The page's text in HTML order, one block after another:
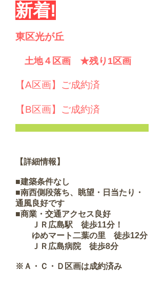
新着!
東区光が丘
土地４区画 ★残り1区画
【A区画】ご成約済
【B区画】ご成約済
【詳細情報】
■建築条件なし
■南西側段落ち、眺望・日当たり・
通風良好です
​■商業・交通アクセス良好
​ ＪＲ広島駅 徒歩11分！
ゆめマート二葉の里 徒歩12分
​ ＪＲ広島病院 徒歩8分
​※Ａ・Ｃ・Ｄ区画は成約済み